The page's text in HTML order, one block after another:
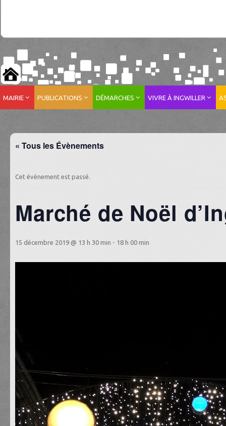
MAIRIE PUBLICATIONS DÉMARCHES VIVRE À INGWILLER
« Tous les Évènements
Cet évènement est passé.
Marché de Noël
15 décembre 2019 @ 13 h 30 min - 18 h 00 min